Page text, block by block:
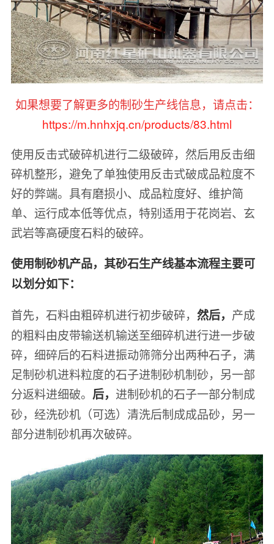
如果想要了解更多的制砂生产线信息，请点击：
https://m.hnhxjq.cn/products/83.html
使用反击式破碎机进行二级破碎，然后用反击细
碎机整形，避免了单独使用反击式破成品粒度不
好的弊端。具有磨损小、成品粒度好、维护简
单、运行成本低等优点，特别适用于花岗岩、玄
武岩等高硬度石料的破碎。
使用制砂机产品，其砂石生产线基本流程主要可
以划分如下：
首先，石料由粗碎机进行初步破碎， 然后， 产成
的粗料由皮带输送机输送至细碎机进行进一步破
碎，细碎后的石料进振动筛筛分出两种石子，满
足制砂机进料粒度的石子进制砂机制砂，另一部
分返料进细破。 后， 进制砂机的石子一部分制成
砂，经洗砂机（可选）清洗后制成成品砂，另一
部分进制砂机再次破碎。